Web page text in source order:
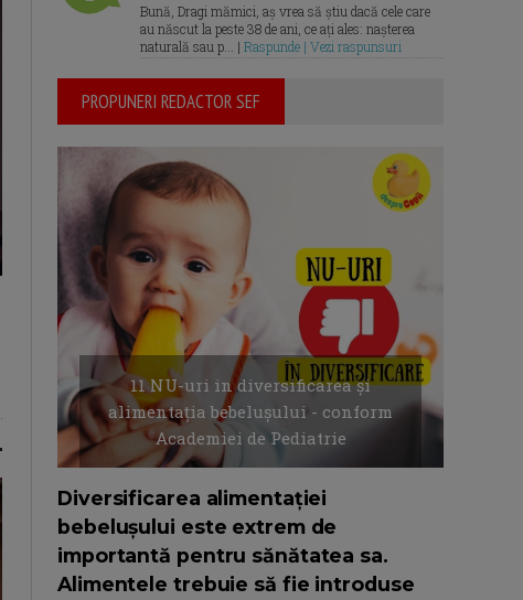
Bună, Dragi mămici, aș vrea să știu dacă cele care
au născut la peste 38 de ani, ce ați ales: nașterea
naturală sau p... | Raspunde | Vezi raspunsuri
PROPUNERI REDACTOR SEF
11 NU-uri in diversificarea și
alimentația bebelușului - conform
Academiei de Pediatrie
Diversificarea alimentației
bebelușului este extrem de
importantă pentru sănătatea sa.
Alimentele trebuie să fie introduse